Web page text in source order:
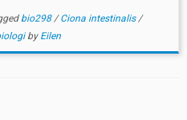
bio298/Ciona intestinalis/
by Eilen